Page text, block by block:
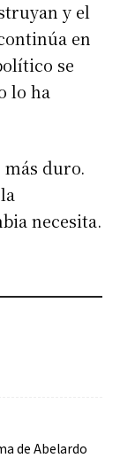
y el
en
se
lo ha
más duro.
necesita.
de Abelardo